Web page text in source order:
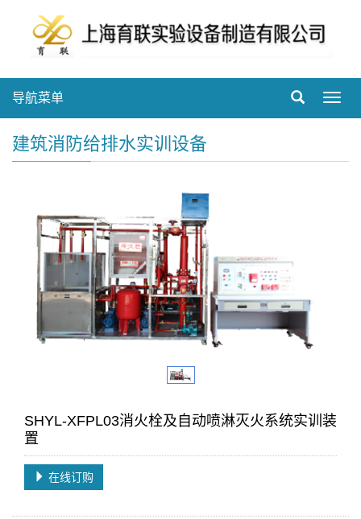
导航菜单
建筑消防给排水实训设备
SHYL-XFPL03消火栓及自动喷淋灭火系统实训装
置
在线订购